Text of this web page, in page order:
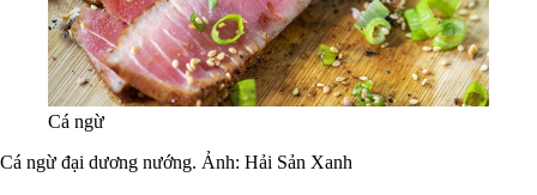
Cá ngừ
Cá ngừ đại dương nướng. Ảnh: Hải Sản Xanh